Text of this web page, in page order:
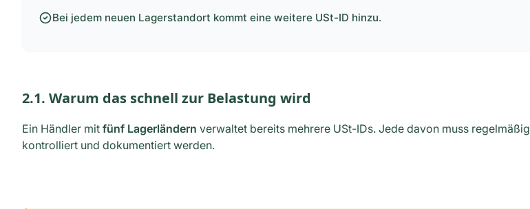
Bei jedem neuen Lagerstandort kommt eine weitere USt-ID hinzu.
2.1. Warum das schnell zur Belastung wird
Ein Händler mit fünf Lagerländern verwaltet bereits mehrere USt-IDs. Jede davon muss regelmäßig
kontrolliert und dokumentiert werden.